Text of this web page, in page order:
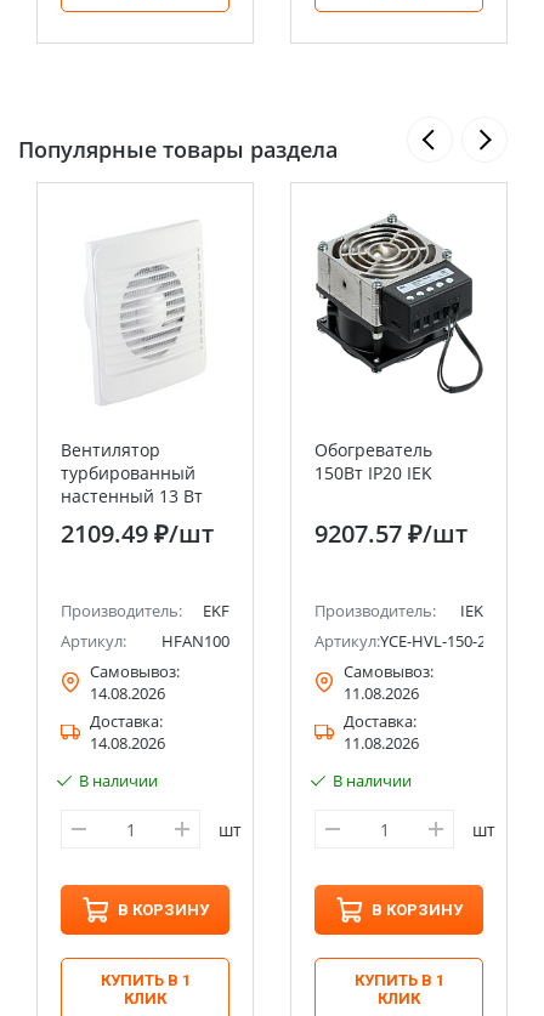
Популярные товары раздела
Вентилятор
турбированный
настенный 13 Вт
EKF PROxima
2109.49 ₽/шт
Производитель:
EKF
Артикул:
HFAN100
Самовывоз:
14.08.2026
Доставка:
14.08.2026
В наличии
шт
В КОРЗИНУ
КУПИТЬ В 1
КЛИК
Обогреватель
150Вт IP20 IEK
9207.57 ₽/шт
Производитель:
IEK
Артикул:YCE-HVL-150-20
Самовывоз:
11.08.2026
Доставка:
11.08.2026
В наличии
шт
В КОРЗИНУ
КУПИТЬ В 1
КЛИК